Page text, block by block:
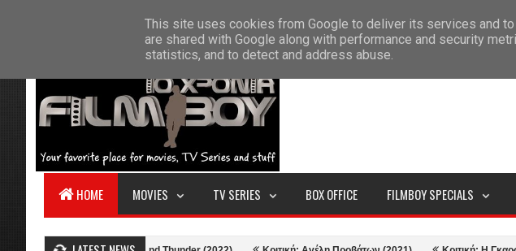
HOME ABOUT US CONTACT SITEMAP
HOME MOVIES TV SERIES BOX OFFICE FILMBOY SPECIALS
This site uses cookies from Google to deliver its services and
are shared with Google along with performance and security
statistics, and to detect and address abuse.